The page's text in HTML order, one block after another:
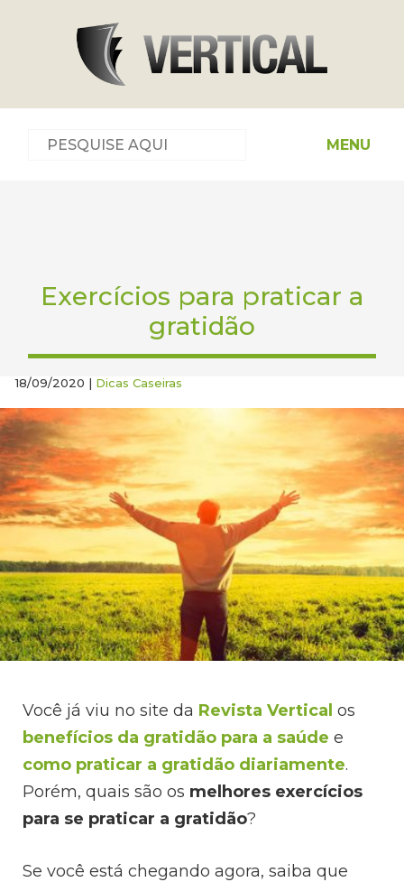
MENU
Exercícios para praticar a
gratidão
18/09/2020 | Dicas Caseiras
Você já viu no site da Revista Vertical os
benefícios da gratidão para a saúde e
como praticar a gratidão diariamente.
Porém, quais são os melhores exercícios
para se praticar a gratidão?
Se você está chegando agora, saiba que